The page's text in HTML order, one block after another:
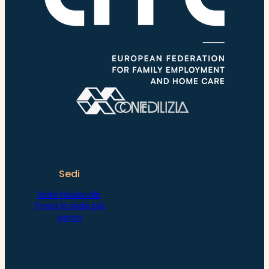
Sedi
Sede Nazionale
Trova la sede più
vicina